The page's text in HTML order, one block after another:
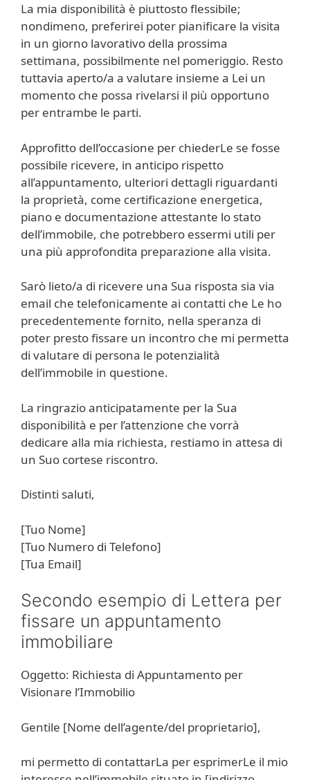
La mia disponibilità è piuttosto flessibile;
nondimeno, preferirei poter pianificare la visita
in un giorno lavorativo della prossima
settimana, possibilmente nel pomeriggio. Resto
tuttavia aperto/a a valutare insieme a Lei un
momento che possa rivelarsi il più opportuno
per entrambe le parti.
Approfitto dell’occasione per chiederLe se fosse
possibile ricevere, in anticipo rispetto
all’appuntamento, ulteriori dettagli riguardanti
la proprietà, come certificazione energetica,
piano e documentazione attestante lo stato
dell’immobile, che potrebbero essermi utili per
una più approfondita preparazione alla visita.
Sarò lieto/a di ricevere una Sua risposta sia via
email che telefonicamente ai contatti che Le ho
precedentemente fornito, nella speranza di
poter presto fissare un incontro che mi permetta
di valutare di persona le potenzialità
dell’immobile in questione.
La ringrazio anticipatamente per la Sua
disponibilità e per l’attenzione che vorrà
dedicare alla mia richiesta, restiamo in attesa di
un Suo cortese riscontro.
Distinti saluti,
[Tuo Nome]
[Tuo Numero di Telefono]
[Tua Email]
Secondo esempio di Lettera per
fissare un appuntamento
immobiliare
Oggetto: Richiesta di Appuntamento per
Visionare l’Immobilio
Gentile [Nome dell’agente/del proprietario],
mi permetto di contattarLa per esprimerLe il mio